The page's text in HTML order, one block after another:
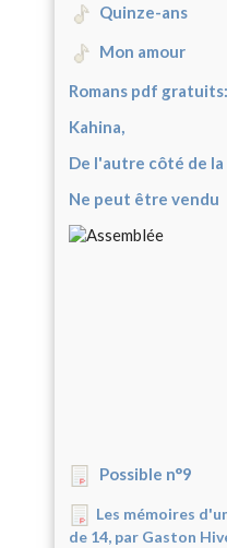
Quinze-ans
Mon amour
Romans pdf gratuits:
Kahina,
De l'autre côté de
Ne peut être vendu
Possible n°9
Les mémoires
de 14, par Gaston